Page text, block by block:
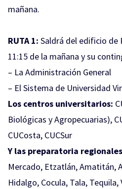
mañana.
RUTA 1: Saldrá del edificio de
11:15 de la mañana y su
– La Administración General
– El Sistema de Universidad
Los centros universitarios:
Biológicas y Agropecuarias),
CUCosta, CUCSur
Y las preparatoria
Mercado, Etzatlán, Amatitán,
Hidalgo, Cocula, Tala,